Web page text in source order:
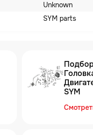
Unknown
SYM parts
SYM